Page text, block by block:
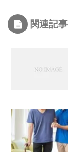
関連記事